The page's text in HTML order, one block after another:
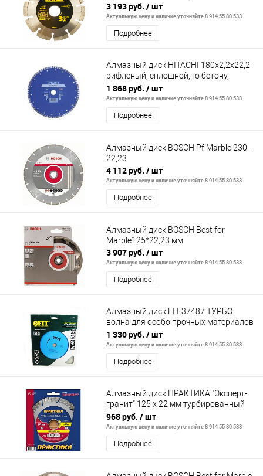
3 193 руб. / шт
Актуальную цену и наличие уточняйте 8 914 55 80 533
Подробнее
Алмазный диск HITACHI 180х2,2х22,2
рифленый, сплошной,по бетону,
граниту, каленному кирпичу
1 868 руб. / шт
Актуальную цену и наличие уточняйте 8 914 55 80 533
Подробнее
Алмазный диск BOSCH Pf Marble 230-
22,23
4 112 руб. / шт
Актуальную цену и наличие уточняйте 8 914 55 80 533
Подробнее
Алмазный диск BOSCH Best for
Marble125*22,23 мм
3 907 руб. / шт
Актуальную цену и наличие уточняйте 8 914 55 80 533
Подробнее
Алмазный диск FIT 37487 ТУРБО
волна для особо прочных материалов
230 мм
1 330 руб. / шт
Актуальную цену и наличие уточняйте 8 914 55 80 533
Подробнее
Алмазный диск ПРАКТИКА "Эксперт-
гранит" 125 х 22 мм турбированный
сегмент 10 мм
968 руб. / шт
Актуальную цену и наличие уточняйте 8 914 55 80 533
Подробнее